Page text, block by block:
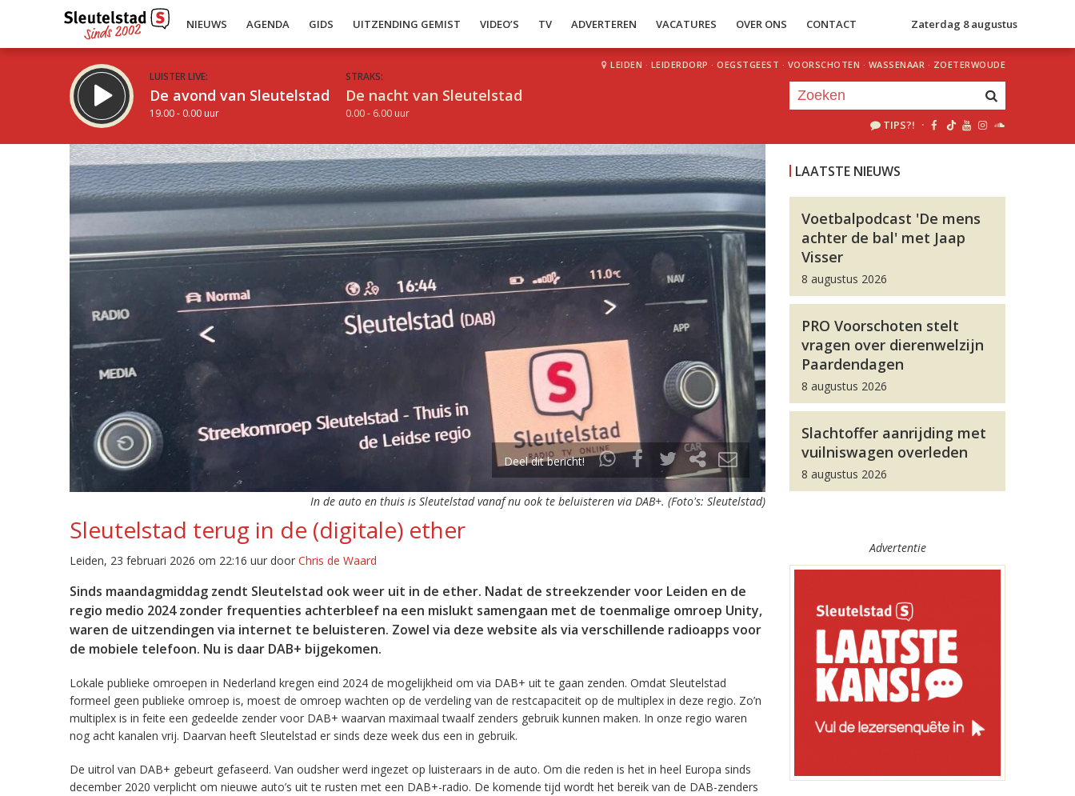
NIEUWS AGENDA GIDS UITZENDING GEMIST VIDEO’S TV ADVERTEREN VACATURES OVER ONS CONTACT Zaterdag 8 augustus
LUISTER LIVE:
De avond van Sleutelstad
19.00 - 0.00 uur
STRAKS:
De nacht van Sleutelstad
0.00 - 6.00 uur
LEIDEN · LEIDERDORP · OEGSTGEEST · VOORSCHOTEN · WASSENAAR · ZOETERWOUDE
TIPS?! ·
Deel dit bericht!
In de auto en thuis is Sleutelstad vanaf nu ook te beluisteren via DAB+. (Foto's: Sleutelstad)
Sleutelstad terug in de (digitale) ether
Leiden, 23 februari 2026 om 22:16 uur door Chris de Waard
Sinds maandagmiddag zendt Sleutelstad ook weer uit in de ether. Nadat de streekzender voor Leiden en de
regio medio 2024 zonder frequenties achterbleef na een mislukt samengaan met de toenmalige omroep Unity,
waren de uitzendingen via internet te beluisteren. Zowel via deze website als via verschillende radioapps voor
de mobiele telefoon. Nu is daar DAB+ bijgekomen.
Lokale publieke omroepen in Nederland kregen eind 2024 de mogelijkheid om via DAB+ uit te gaan zenden. Omdat Sleutelstad
formeel geen publieke omroep is, moest de omroep wachten op de verdeling van de restcapaciteit op de multiplex in deze regio. Zo’n
multiplex is in feite een gedeelde zender voor DAB+ waarvan maximaal twaalf zenders gebruik kunnen maken. In onze regio waren
nog acht kanalen vrij. Daarvan heeft Sleutelstad er sinds deze week dus een in gebruik.
De uitrol van DAB+ gebeurt gefaseerd. Van oudsher werd ingezet op luisteraars in de auto. Om die reden is het in heel Europa sinds
december 2020 verplicht om nieuwe auto’s uit te rusten met een DAB+-radio. De komende tijd wordt het bereik van de DAB-zenders
LAATSTE NIEUWS
Voetbalpodcast 'De mens
achter de bal' met Jaap
Visser
8 augustus 2026
PRO Voorschoten stelt
vragen over dierenwelzijn
Paardendagen
8 augustus 2026
Slachtoffer aanrijding met
vuilniswagen overleden
8 augustus 2026
Advertentie